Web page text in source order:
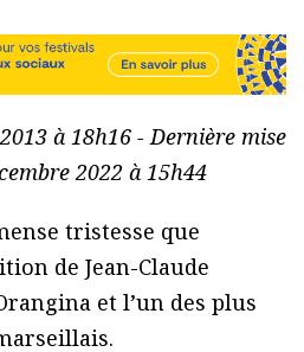
à 18h16 - Dernière mise
2022 à 15h44
tristesse que
de Jean-Claude
et l’un des plus